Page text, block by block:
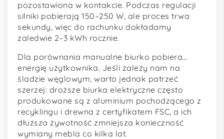
pozostawiona w kontakcie. Podczas regulacji
silniki pobierają 150–250 W, ale proces trwa
sekundy, więc do rachunku dokładamy
zaledwie 2–3 kWh rocznie.
Dla porównania manualne biurko pobiera…
energię użytkownika. Jeśli zależy nam na
śladzie węglowym, warto jednak patrzeć
szerzej: droższe biurka elektryczne często
produkowane są z aluminium pochodzącego z
recyklingu i drewna z certyfikatem FSC, a ich
dłuższa żywotność zmniejsza konieczność
wymiany mebla co kilka lat.